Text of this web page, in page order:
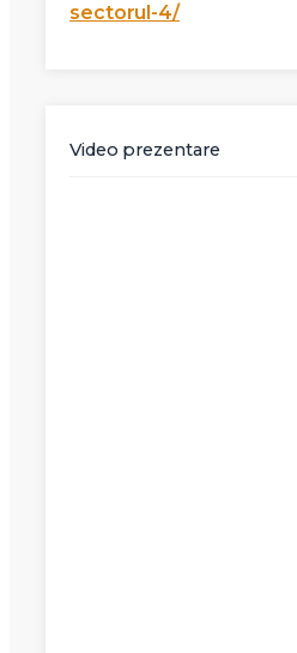
sectorul-4/
Video prezentare